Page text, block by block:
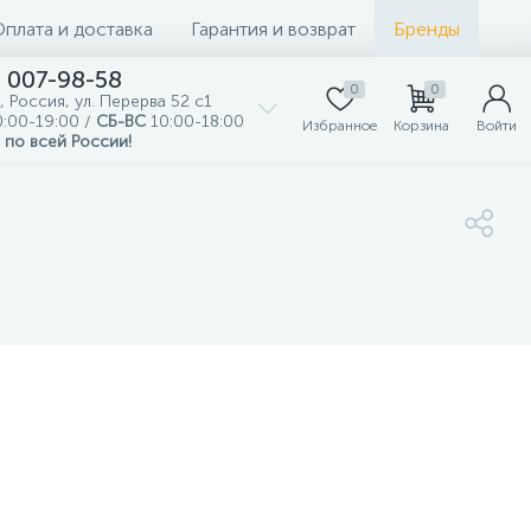
и доставка Гарантия и возврат Бренды
007-98-58
Россия, ул. Перерва 52 с1
19:00 / СБ-ВС 10:00-18:00
по всей России!
0
Избранное
0
Корзина Войти